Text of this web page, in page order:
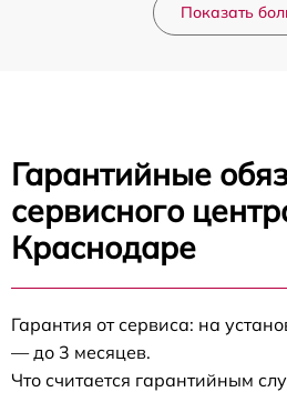
Показать
Гарантийные
сервисного
Краснодаре
Гарантия от сервиса: на
— до 3 месяцев.
Что считается гарантийным